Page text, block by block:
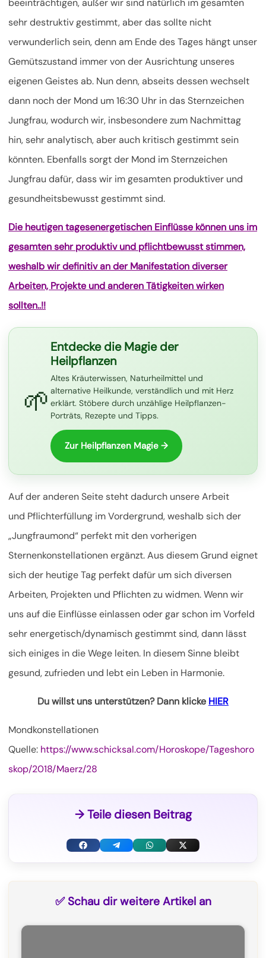
beeinträchtigen, außer wir sind natürlich im gesamten
sehr destruktiv gestimmt, aber das sollte nicht
verwunderlich sein, denn am Ende des Tages hängt unser
Gemütszustand immer von der Ausrichtung unseres
eigenen Geistes ab. Nun denn, abseits dessen wechselt
dann noch der Mond um 16:30 Uhr in das Sternzeichen
Jungfrau, wodurch wir, insbesondere zum Nachmittag
hin, sehr analytisch, aber auch kritisch gestimmt sein
könnten. Ebenfalls sorgt der Mond im Sternzeichen
Jungfrau dafür, dass wir im gesamten produktiver und
gesundheitsbewusst gestimmt sind.
Die heutigen tagesenergetischen Einflüsse können uns im
gesamten sehr produktiv und pflichtbewusst stimmen,
weshalb wir definitiv an der Manifestation diverser
Arbeiten, Projekte und anderen Tätigkeiten wirken
sollten..!!
🌱
Entdecke die Magie der
Heilpflanzen
Altes Kräuterwissen, Naturheilmittel und
alternative Heilkunde, verständlich und mit Herz
erklärt. Stöbere durch unzählige Heilpflanzen-
Porträts, Rezepte und Tipps.
Zur Heilpflanzen Magie →
Auf der anderen Seite steht dadurch unsere Arbeit
und Pflichterfüllung im Vordergrund, weshalb sich der
„Jungfraumond“ perfekt mit den vorherigen
Sternenkonstellationen ergänzt. Aus diesem Grund eignet
sich der heutige Tag perfekt dafür um sich diversen
Arbeiten, Projekten und Pflichten zu widmen. Wenn wir
uns auf die Einflüsse einlassen oder gar schon im Vorfeld
sehr energetisch/dynamisch gestimmt sind, dann lässt
sich einiges in die Wege leiten. In diesem Sinne bleibt
gesund, zufrieden und lebt ein Leben in Harmonie.
Du willst uns unterstützen? Dann klicke HIER
Mondkonstellationen
Quelle: https://www.schicksal.com/Horoskope/Tageshoro
skop/2018/Maerz/28
→ Teile diesen Beitrag
F
T
W
X
T
✅ Schau dir weitere Artikel an